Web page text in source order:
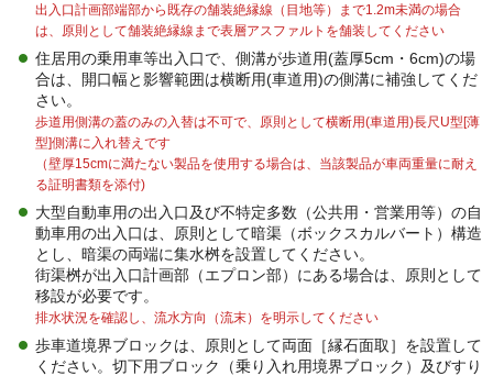
出入口計画部端部から既存の舗装絶縁線（目地等）まで1.2m未満の場合
は、原則として舗装絶縁線まで表層アスファルトを舗装してください
住居用の乗用車等出入口で、側溝が歩道用(蓋厚5cm・6cm)の場
合は、開口幅と影響範囲は横断用(車道用)の側溝に補強してくだ
さい。
歩道用側溝の蓋のみの入替は不可で、原則として横断用(車道用)長尺U型[薄
型]側溝に入れ替えです
（壁厚15cmに満たない製品を使用する場合は、当該製品が車両重量に耐え
る証明書類を添付)
大型自動車用の出入口及び不特定多数（公共用・営業用等）の自
動車用の出入口は、原則として暗渠（ボックスカルバート）構造
とし、暗渠の両端に集水桝を設置してください。
街渠桝が出入口計画部（エプロン部）にある場合は、原則として
移設が必要です。
排水状況を確認し、流水方向（流末）を明示してください
歩車道境界ブロックは、原則として両面［縁石面取］を設置して
ください。切下用ブロック（乗り入れ用境界ブロック）及びすり